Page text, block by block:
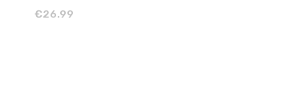
€26.99